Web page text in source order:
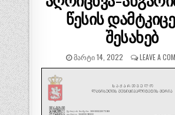
წესის
შესახებ
ᲛᲐᲠᲢᲘ 14, 2022 LEAVE A